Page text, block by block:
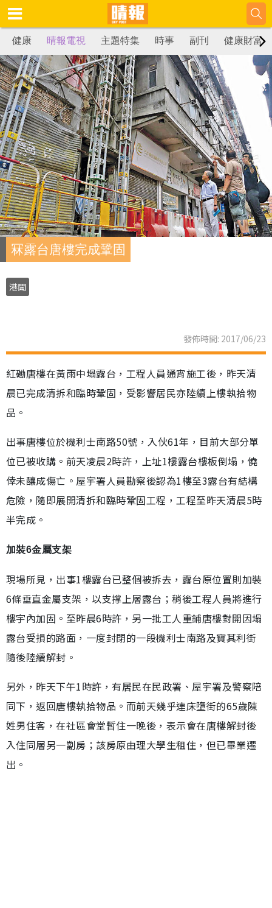
健康 晴報電視 主題特集 時事 副刊 健康財富
冧露台唐樓完成鞏固
港聞
發佈時間: 2017/06/23
紅磡唐樓在黃雨中塌露台，工程人員通宵施工後，昨天清
晨已完成清拆和臨時鞏固，受影響居民亦陸續上樓執拾物
品。
出事唐樓位於機利士南路50號，入伙61年，目前大部分單
位已被收購。前天凌晨2時許，上址1樓露台樓板倒塌，僥
倖未釀成傷亡。屋宇署人員勘察後認為1樓至3露台有結構
危險，隨即展開清拆和臨時鞏固工程，工程至昨天清晨5時
半完成。
加裝6金屬支架
現場所見，出事1樓露台已整個被拆去，露台原位置則加裝
6條垂直金屬支架，以支撑上層露台；稍後工程人員將進行
樓宇內加固。至昨晨6時許，另一批工人重鋪唐樓對開因塌
露台受損的路面，一度封閉的一段機利士南路及寶其利街
隨後陸續解封。
另外，昨天下午1時許，有居民在民政署、屋宇署及警察陪
同下，返回唐樓執拾物品。而前天幾乎連床墮街的65歲陳
姓男住客，在社區會堂暫住一晚後，表示會在唐樓解封後
入住同層另一劏房；該房原由理大學生租住，但已畢業遷
出。